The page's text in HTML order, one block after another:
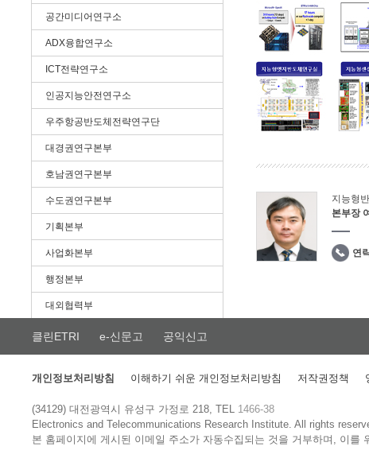
공간미디어연구소
ADX융합연구소
ICT전략연구소
인공지능안전연구소
우주항공반도체전략연구단
대경권연구본부
호남권연구본부
수도권연구본부
기획본부
사업화본부
행정본부
대외협력부
지능형
본부장
연
클린ETRI e-신문고 공익신고
개인정보처리방침 이해하기 쉬운 개인정보처리방침 저작권정책
(34129) 대전광역시 유성구 가정로 218, TEL 1466-38
Electronics and Telecommunications Research Institute.All rights
본 홈페이지에 게시된 이메일 주소가 자동수집되는 것을 거부하며, 이를